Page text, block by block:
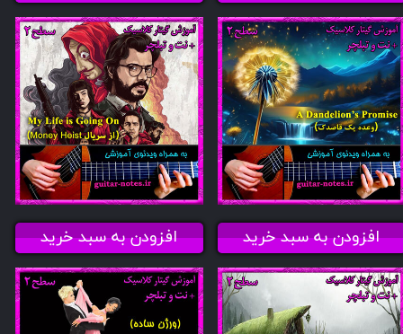
افزودن به سبد خرید افزودن به سبد خرید